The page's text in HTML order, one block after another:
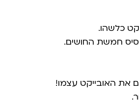
כלשהו.
חמשת החושים.
את האובייקט עצמו!